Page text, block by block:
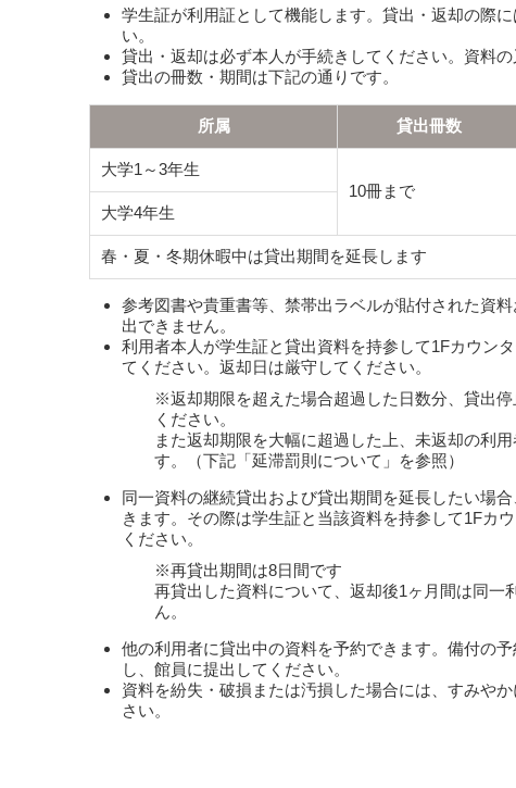
学生証が利用証として機能します。貸出・返却の際
い。
貸出・返却は必ず本人が手続きしてください。資料の
貸出の冊数・期間は下記の通りです。
所属 貸出冊数
大学1～3年生
10冊まで
大学4年生
春・夏・冬期休暇中は貸出期間を延長します
参考図書や貴重書等、禁帯出ラベルが貼付された資
出できません。
利用者本人が学生証と貸出資料を持参して1Fカウン
てください。返却日は厳守してください。
※返却期限を超えた場合超過した日数分、貸出
ください。
また返却期限を大幅に超過した上、未返却の利
す。（下記「延滞罰則について」を参照）
同一資料の継続貸出および貸出期間を延長したい場
きます。その際は学生証と当該資料を持参して1Fカ
ください。
※再貸出期間は8日間です
再貸出した資料について、返却後1ヶ月間は同一
ん。
他の利用者に貸出中の資料を予約できます。備付の
し、館員に提出してください。
資料を紛失・破損または汚損した場合には、すみや
さい。